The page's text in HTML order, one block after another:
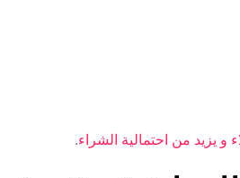
و يزيد من احتمالية الشراء.